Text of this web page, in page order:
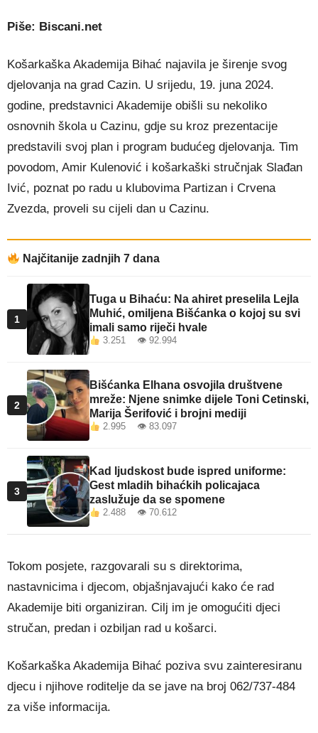
Piše: Biscani.net
Košarkaška Akademija Bihać najavila je širenje svog
djelovanja na grad Cazin. U srijedu, 19. juna 2024.
godine, predstavnici Akademije obišli su nekoliko
osnovnih škola u Cazinu, gdje su kroz prezentacije
predstavili svoj plan i program budućeg djelovanja. Tim
povodom, Amir Kulenović i košarkaški stručnjak Slađan
Ivić, poznat po radu u klubovima Partizan i Crvena
Zvezda, proveli su cijeli dan u Cazinu.
Najčitanije zadnjih 7 dana
1
Tuga u Bihaću: Na ahiret preselila Lejla
Muhić, omiljena Bišćanka o kojoj su svi
imali samo riječi hvale
3.251 👁 92.994
2
Bišćanka Elhana osvojila društvene
mreže: Njene snimke dijele Toni Cetinski,
Marija Šerifović i brojni mediji
2.995 👁 83.097
3
Kad ljudskost bude ispred uniforme:
Gest mladih bihaćkih policajaca
zaslužuje da se spomene
2.488 👁 70.612
Tokom posjete, razgovarali su s direktorima,
nastavnicima i djecom, objašnjavajući kako će rad
Akademije biti organiziran. Cilj im je omogućiti djeci
stručan, predan i ozbiljan rad u košarci.
Košarkaška Akademija Bihać poziva svu zainteresiranu
djecu i njihove roditelje da se jave na broj 062/737-484
za više informacija.